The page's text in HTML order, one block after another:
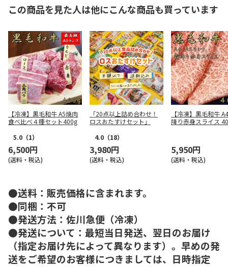
この商品を見た人は他にこんな商品も買っています
【冷凍】黒毛和牛 A5焼肉
食べ比べ４種セット400g
5.0 （1）
6,500円
(送料・税込)
「20点以上詰め合わせ！
ロスおたすけセット」
4.0 （18）
3,980円
(送料・税込)
【冷凍】黒毛和牛
降り赤身スライス
5,950円
(送料・税込)
●送料：販売価格に含まれます。
●同梱：不可
●発送方法：佐川急便（冷凍）
●発送について：最短当日発送、翌日のお届け
（指定お届け先によって異なります）。早めの発
送をご希望のお客様につきましては、日時指定